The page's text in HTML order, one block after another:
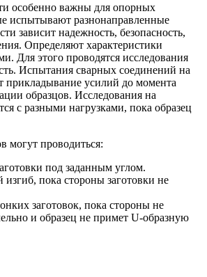
особенно важны для опорных
испытывают разнонаправленные
зависит надежность, безопасность,
Определяют характеристики
Для этого проводятся исследования
Испытания сварных соединений на
прикладывание усилий до момента
образцов. Исследования на
с разными нагрузками, пока образец
могут проводиться:
под заданным углом.
изгиб, пока стороны заготовки не
заготовок, пока стороны не
и образец не примет U-образную